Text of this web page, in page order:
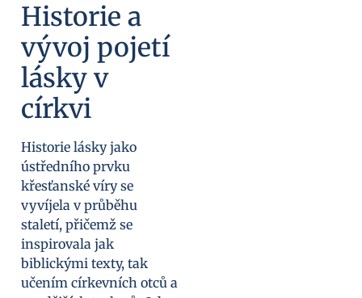
Historie a
vývoj pojetí
lásky v
církvi
Historie lásky jako
ústředního prvku
křesťanské víry se
vyvíjela v průběhu
staletí, přičemž se
inspirovala jak
biblickými texty, tak
učením církevních otců a